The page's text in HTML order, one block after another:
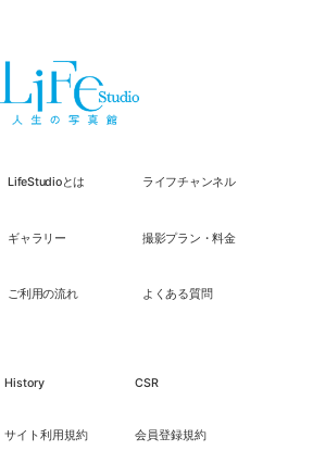
LifeStudioとは ライフチャンネル
ギャラリー 撮影プラン・料金
ご利用の流れ よくある質問
History CSR
サイト利用規約 会員登録規約